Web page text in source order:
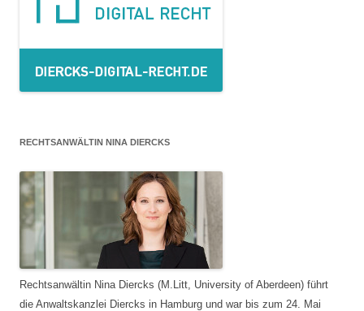
RECHTSANWÄLTIN NINA DIERCKS
Rechtsanwältin Nina Diercks (M.Litt, University of Aberdeen) führt
die Anwaltskanzlei Diercks in Hamburg und war bis zum 24. Mai